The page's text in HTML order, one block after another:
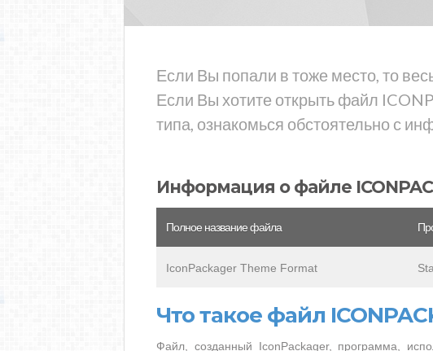
Если Вы попали в тоже место, то
Если Вы хотите открыть файл
типа, ознакомься обстоятельно с
Информация о файле
Полное название файла
IconPackager Theme Format
Что такое файл
Файл, созданный IconPackager, программа,